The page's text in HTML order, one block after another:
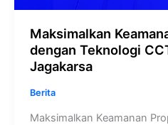
Maksimalkan
dengan Teknologi
Jagakarsa
Berita
Maksimalkan Keamanan